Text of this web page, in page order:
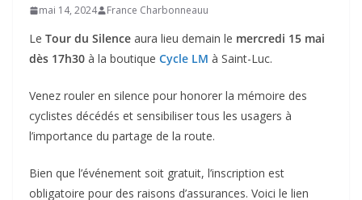
mai 14, 2024 France Charbonneauu
Le Tour du Silence aura lieu demain le mercredi 15 mai
dès 17h30 à la boutique Cycle LM à Saint-Luc.
Venez rouler en silence pour honorer la mémoire des
cyclistes décédés et sensibiliser tous les usagers à
l’importance du partage de la route.
Bien que l’événement soit gratuit, l’inscription est
obligatoire pour des raisons d’assurances. Voici le lien